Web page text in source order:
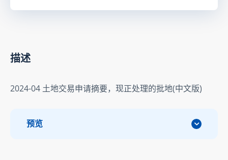
描述
2024-04 土地交易申请摘要，现正处理的批地(中文版)
预览